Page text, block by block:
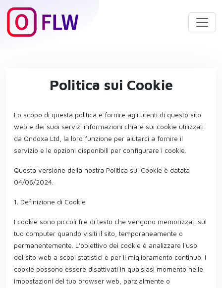
Politica sui Cookie
Lo scopo di questa politica è fornire agli utenti di questo sito
web e dei suoi servizi informazioni chiare sui cookie utilizzati
da Ondoxa Ltd, la loro funzione per aiutarci a fornire il
servizio e le opzioni disponibili per configurare i cookie.
Questa versione della nostra Politica sui Cookie è datata
04/06/2024.
1. Definizione di Cookie
I cookie sono piccoli file di testo che vengono memorizzati sul
tuo computer quando visiti il sito, temporaneamente o
permanentemente. L'obiettivo dei cookie è analizzare l'uso
del sito web a scopi statistici e per il miglioramento continuo. I
cookie possono essere disattivati in qualsiasi momento nelle
impostazioni del tuo browser web, parzialmente o